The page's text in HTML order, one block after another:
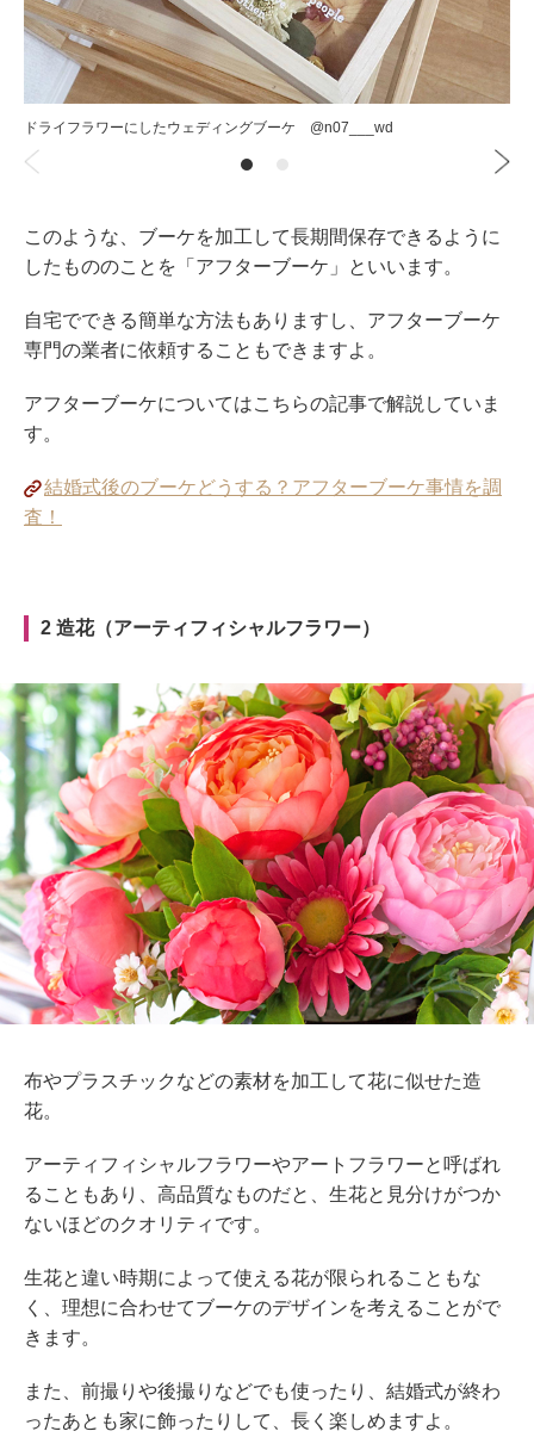
ドライフラワーにしたウェディングブーケ @n07___wd
このような、ブーケを加工して長期間保存できるように
したもののことを「アフターブーケ」といいます。
自宅でできる簡単な方法もありますし、アフターブーケ
専門の業者に依頼することもできますよ。
アフターブーケについてはこちらの記事で解説していま
す。
結婚式後のブーケどうする？アフターブーケ事情を調
査！
2 造花（アーティフィシャルフラワー）
布やプラスチックなどの素材を加工して花に似せた造
花。
アーティフィシャルフラワーやアートフラワーと呼ばれ
ることもあり、高品質なものだと、生花と見分けがつか
ないほどのクオリティです。
生花と違い時期によって使える花が限られることもな
く、理想に合わせてブーケのデザインを考えることがで
きます。
また、前撮りや後撮りなどでも使ったり、結婚式が終わ
ったあとも家に飾ったりして、長く楽しめますよ。